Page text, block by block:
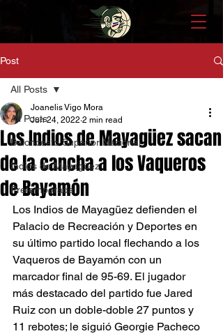
Post
All Posts
Baloncesto Superior Nacional
Indios de Mayagüez
Pretemporada
All Posts
Los Indios de Mayagüez sacan
de la cancha a los Vaqueros
de Bayamón
Joanelis Vigo Mora
Jun 24, 2022 2 min read
Los Indios de Mayagüez defienden el
Palacio de Recreación y Deportes en
su último partido local flechando a los
Vaqueros de Bayamón con un
marcador final de 95-69. El jugador
más destacado del partido fue Jared
Ruiz con un doble-doble 27 puntos y
11 rebotes; le siguió Georgie Pacheco